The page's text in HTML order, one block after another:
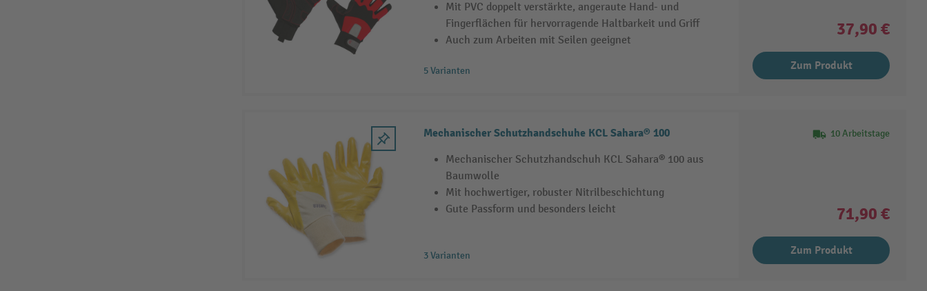
Mit PVC doppelt verstärkte, angeraute Hand- und
Fingerflächen für hervorragende Haltbarkeit und Griff
Auch zum Arbeiten mit Seilen geeignet
5 Varianten
37,90 €
Zum Produkt
Mechanischer Schutzhandschuhe KCL Sahara® 100
Mechanischer Schutzhandschuh KCL Sahara® 100 aus
Baumwolle
Mit hochwertiger, robuster Nitrilbeschichtung
Gute Passform und besonders leicht
3 Varianten
10 Arbeitstage
71,90 €
Zum Produkt